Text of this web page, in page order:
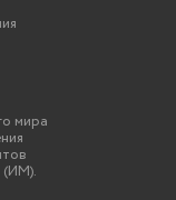
мира
(ИМ).